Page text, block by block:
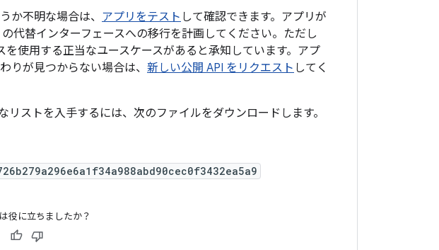
か不明な場合は、 アプリをテスト して確認できます。アプリが
代替インターフェースへの移行を計画してください。ただし
使用する正当なユースケースがあると承知しています。アプ
りが見つからない場合は、 新しい公開 API をリクエスト してく
ストを入手するには、次のファイルをダウンロードします。
役に立ちましたか？